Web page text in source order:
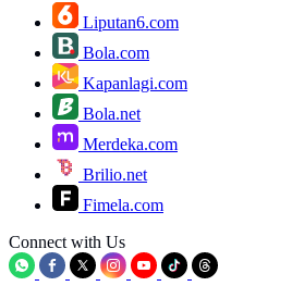
Liputan6.com
Bola.com
Kapanlagi.com
Bola.net
Merdeka.com
Brilio.net
Fimela.com
Connect with Us